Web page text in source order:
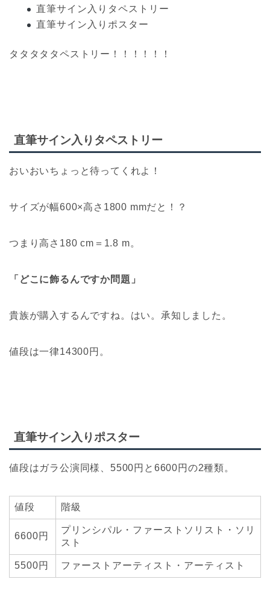
直筆サイン入りタペストリー
直筆サイン入りポスター
タタタタタペストリー！！！！！！
直筆サイン入りタペストリー
おいおいちょっと待ってくれよ！
サイズが幅600×高さ1800 mmだと！？
つまり高さ180 cm＝1.8 m。
「どこに飾るんですか問題」
貴族が購入するんですね。はい。承知しました。
値段は一律14300円。
直筆サイン入りポスター
値段はガラ公演同様、5500円と6600円の2種類。
値段 階級
6600円
プリンシパル・ファーストソリスト・ソリ
スト
5500円 ファーストアーティスト・アーティスト